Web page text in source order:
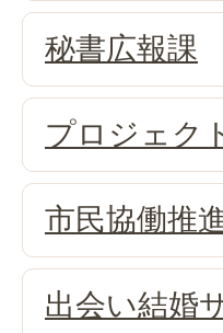
秘書広報課
プロジェク
市民協働推
出会い結婚